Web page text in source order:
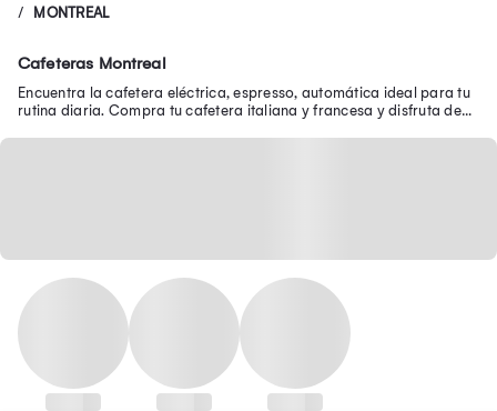
MONTREAL
Cafeteras Montreal
Encuentra la cafetera eléctrica, espresso, automática ideal para tu
rutina diaria. Compra tu cafetera italiana y francesa y disfruta de